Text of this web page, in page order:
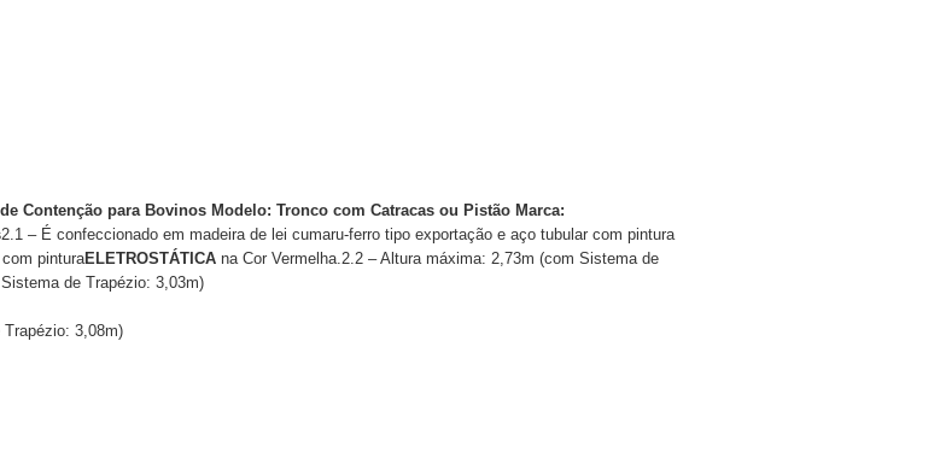
Contenção para Bovinos Modelo: Tronco com Catracas ou Pistão Marca:
2.1 – É confeccionado em madeira de lei cumaru-ferro tipo exportação e aço tubular com pintura
pinturaELETROSTÁTICA na Cor Vermelha.2.2 – Altura máxima: 2,73m (com Sistema de
de Trapézio: 3,03m)
3,08m)